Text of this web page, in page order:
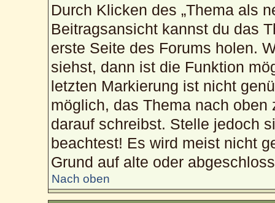
Durch Klicken des „Thema als
Beitragsansicht kannst du das
erste Seite des Forums holen.
siehst, dann ist die Funktion
letzten Markierung ist nicht
möglich, das Thema nach
darauf schreibst. Stelle jedoch
beachtest! Es wird meist nicht
Grund auf alte oder
Nach oben